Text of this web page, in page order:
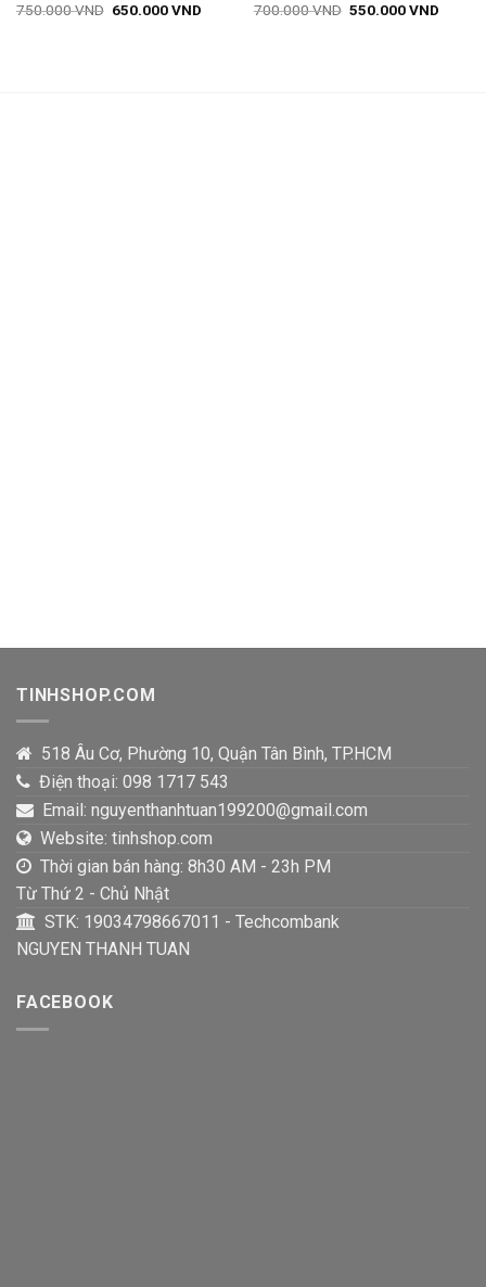
750.000VND 650.000VND
700.000VND 550.000VND
TINHSHOP.COM
518 Âu Cơ, Phường 10, Quận Tân Bình, TP.HCM
Điện thoại: 098 1717 543
Email: nguyenthanhtuan199200@gmail.com
Website: tinhshop.com
Thời gian bán hàng: 8h30 AM - 23h PM
Từ Thứ 2 - Chủ Nhật
STK: 19034798667011 - Techcombank
NGUYEN THANH TUAN
FACEBOOK